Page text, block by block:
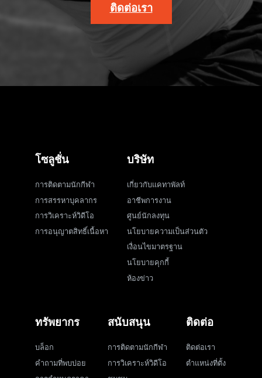
ติดต่อเรา
โซลูชั่น
การติดตามนักกีฬา
การสรรหาบุคลากร
การวิเคราะห์วิดีโอ
การอนุญาตสิทธิ์เนื้อหา
บริษัท
เกี่ยวกับแคทาพัลท์
อาชีพการงาน
ศูนย์นักลงทุน
นโยบายความเป็นส่วนตัว
เงื่อนไขมาตรฐาน
นโยบายคุกกี้
ห้องข่าว
ทรัพยากร
บล็อก
คำถามที่พบบ่อย
สนับสนุน
การติดตามนักกีฬา
การวิเคราะห์วิดีโอ
ติดต่อ
ติดต่อเรา
ตำแหน่งที่ตั้ง